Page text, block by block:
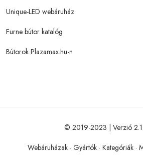
Unique-LED webáruház
Furne bútor katalóg
Bútorok Plazamax.hu-n
© 2019-2023 | Verzió
Webáruházak · Gyártók · Kategóriák ·